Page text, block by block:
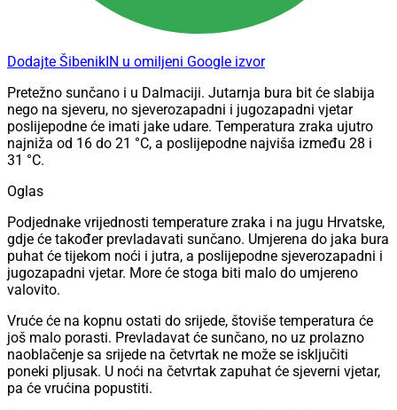
Dodajte ŠibenikIN u omiljeni Google izvor
Pretežno sunčano i u Dalmaciji. Jutarnja bura bit će slabija
nego na sjeveru, no sjeverozapadni i jugozapadni vjetar
poslijepodne će imati jake udare. Temperatura zraka ujutro
najniža od 16 do 21 °C, a poslijepodne najviša između 28 i
31 °C.
Oglas
Podjednake vrijednosti temperature zraka i na jugu Hrvatske,
gdje će također prevladavati sunčano. Umjerena do jaka bura
puhat će tijekom noći i jutra, a poslijepodne sjeverozapadni i
jugozapadni vjetar. More će stoga biti malo do umjereno
valovito.
Vruće će na kopnu ostati do srijede, štoviše temperatura će
još malo porasti. Prevladavat će sunčano, no uz prolazno
naoblačenje sa srijede na četvrtak ne može se isključiti
poneki pljusak. U noći na četvrtak zapuhat će sjeverni vjetar,
pa će vrućina popustiti.